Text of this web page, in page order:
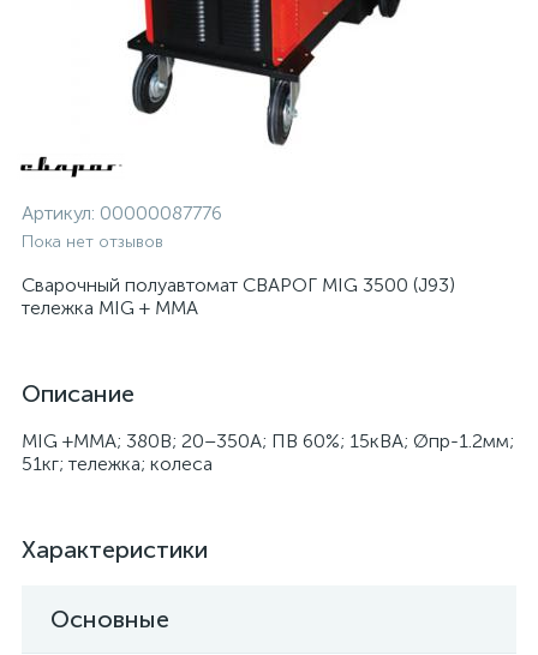
Артикул: 00000087776
Пока нет отзывов
Сварочный полуавтомат СВАРОГ MIG 3500 (J93)
тележка MIG + ММА
Описание
MIG +MMA; 380В; 20–350А; ПВ 60%; 15кВА; Øпр-1.2мм;
51кг; тележка; колеса
Характеристики
Основные